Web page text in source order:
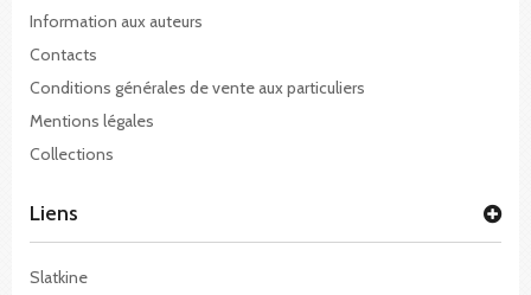
Information aux auteurs
Contacts
Conditions générales de vente aux particuliers
Mentions légales
Collections
Liens
Slatkine